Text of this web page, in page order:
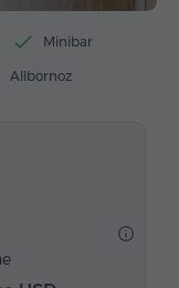
Minibar
Allbornoz